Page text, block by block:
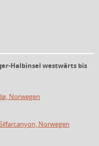
Halbinsel westwärts bis
Norwegen
Norwegen